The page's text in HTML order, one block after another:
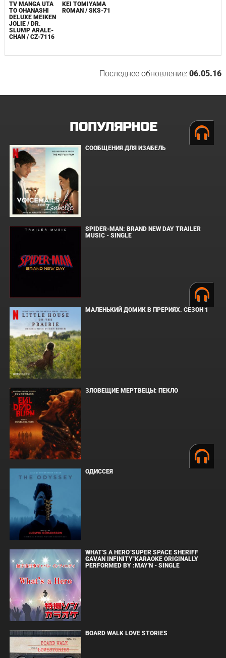
TV MANGA UTA
TO OHANASHI
DELUXE MEIKEN
JOLIE / DR.
SLUMP ARALE-
CHAN / CZ-7116
KEI TOMIYAMA
ROMAN / SKS-71
Последнее обновление:06.05.16
ПОПУЛЯРНОЕ
СООБЩЕНИЯ ДЛЯ ИЗАБЕЛЬ
SPIDER-MAN: BRAND NEW DAY TRAILER
MUSIC - SINGLE
МАЛЕНЬКИЙ ДОМИК В ПРЕРИЯХ. СЕЗОН 1
ЗЛОВЕЩИЕ МЕРТВЕЦЫ: ПЕКЛО
ОДИССЕЯ
WHAT'S A HERO"SUPER SPACE SHERIFF
GAVAN INFINITY"KARAOKE ORIGINALLY
PERFORMED BY :MAY'N - SINGLE
BOARD WALK LOVE STORIES